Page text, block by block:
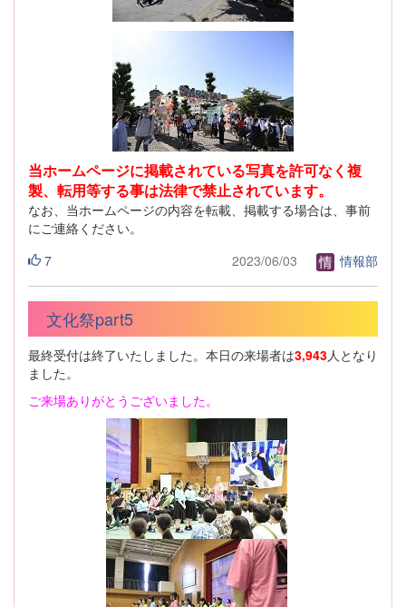
当ホームページに掲載されている写真を許可なく複
製、転用等する事は法律で禁止されています。
なお、当ホームページの内容を転載、掲載する場合は、事前
にご連絡ください。
7
2023/06/03 情報部
文化祭part5
最終受付は終了いたしました。本日の来場者は3,943人となり
ました。
ご来場ありがとうございました。